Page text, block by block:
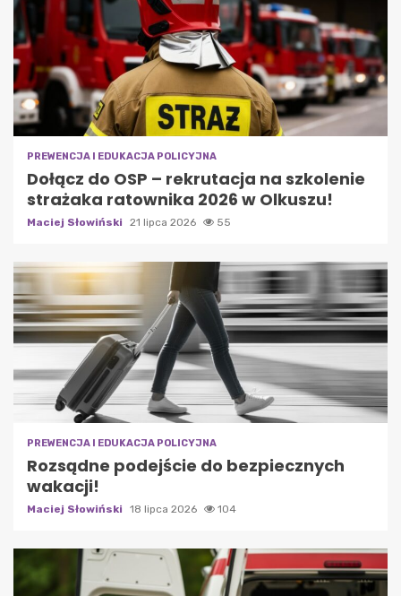
PREWENCJA I EDUKACJA POLICYJNA
Dołącz do OSP – rekrutacja na szkolenie
strażaka ratownika 2026 w Olkuszu!
Maciej Słowiński 21 lipca 2026 55
PREWENCJA I EDUKACJA POLICYJNA
Rozsądne podejście do bezpiecznych
wakacji!
Maciej Słowiński 18 lipca 2026 104